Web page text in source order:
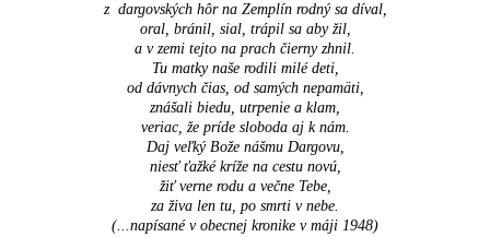
z dargovských hôr na Zemplín rodný sa díval,
oral, bránil, sial, trápil sa aby žil,
a v zemi tejto na prach čierny zhnil.
Tu matky naše rodili milé deti,
od dávnych čias, od samých nepamäti,
znášali biedu, utrpenie a klam,
veriac, že príde sloboda aj k nám.
Daj veľký Bože nášmu Dargovu,
niesť ťažké kríže na cestu novú,
žiť verne rodu a večne Tebe,
za živa len tu, po smrti v nebe.
(...napísané v obecnej kronike v máji 1948)